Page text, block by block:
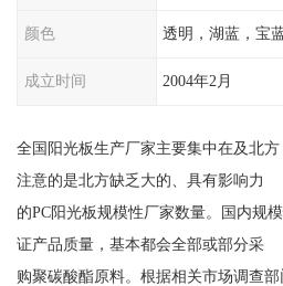
颜色 透明，湖蓝，宝
成立时间 2004年2月
全国阳光板生产厂家主要集中在及北
注意的是北方缺乏大的、具有影响力
的PC阳光板规模性厂家数量。国内规
证产品质量，基本都会全部或部分采
购聚碳酸酯原料。根据相关市场调查